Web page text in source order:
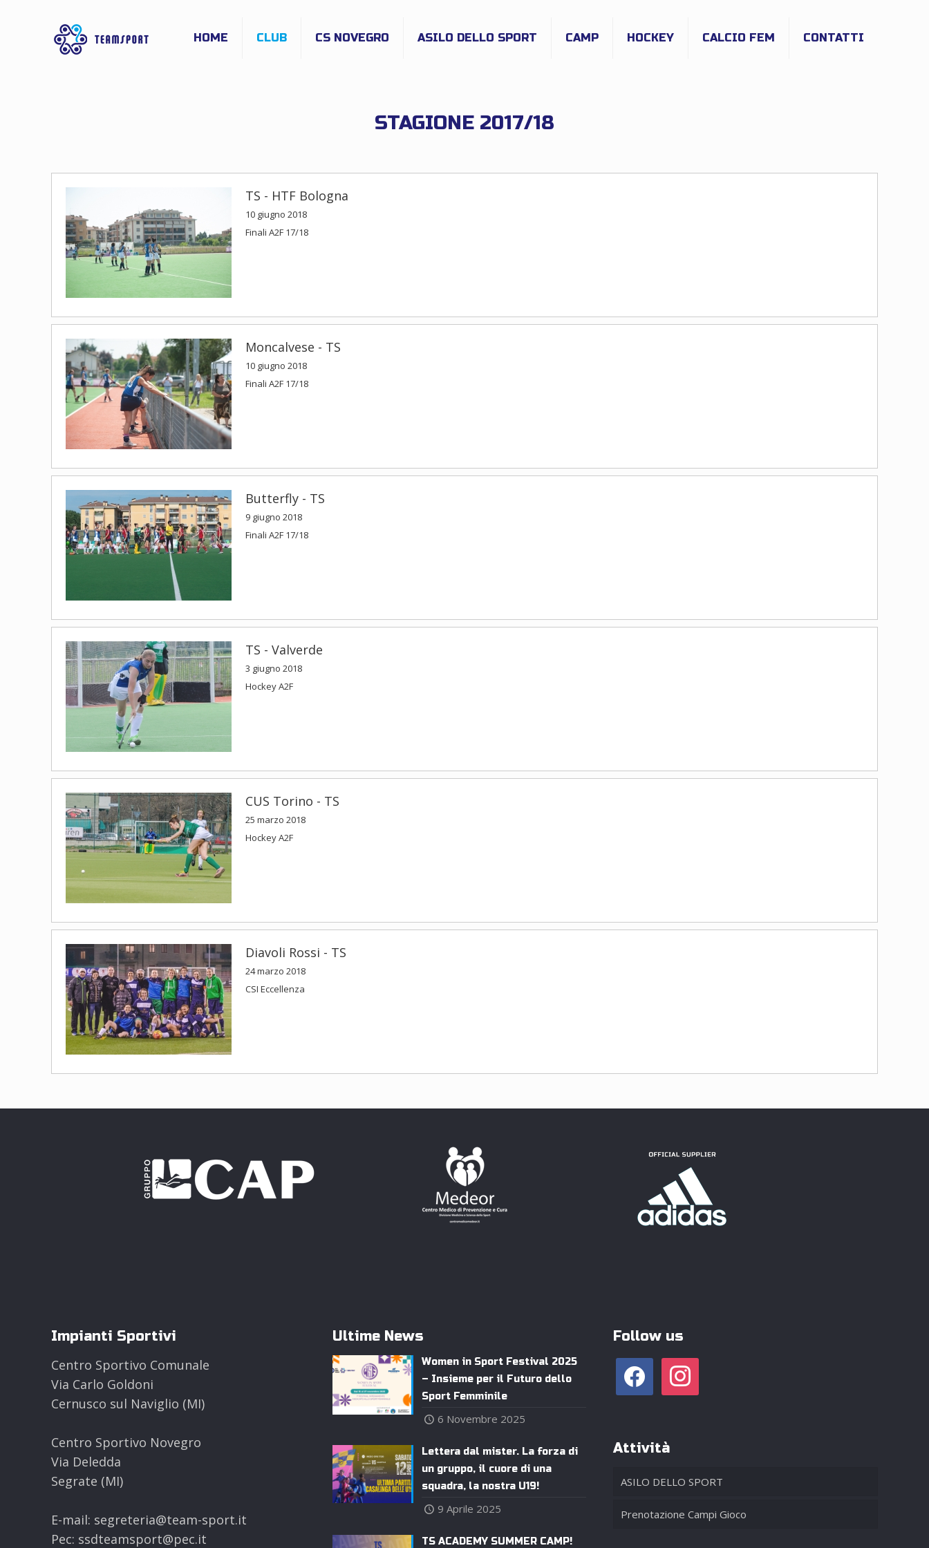
HOME CLUB CS NOVEGRO ASILO DELLO SPORT CAMP HOCKEY CALCIO FEM CONTATTI
STAGIONE 2017/18
TS - HTF Bologna
10 giugno 2018
Finali A2F 17/18
Moncalvese - TS
10 giugno 2018
Finali A2F 17/18
Butterfly - TS
9 giugno 2018
Finali A2F 17/18
TS - Valverde
3 giugno 2018
Hockey A2F
CUS Torino - TS
25 marzo 2018
Hockey A2F
Diavoli Rossi - TS
24 marzo 2018
CSI Eccellenza
Impianti Sportivi
Centro Sportivo Comunale
Via Carlo Goldoni
Cernusco sul Naviglio (MI)
Centro Sportivo Novegro
Via Deledda
Segrate (MI)
E-mail: segreteria@team-sport.it
Pec: ssdteamsport@pec.it
Ultime News
Women in Sport Festival 2025
– Insieme per il Futuro dello
Sport Femminile
6 Novembre 2025
Lettera dal mister. La forza di
un gruppo, il cuore di una
squadra, la nostra U19!
9 Aprile 2025
TS ACADEMY SUMMER CAMP!
Follow us
facebook instagram
Attività
ASILO DELLO SPORT
Prenotazione Campi Gioco